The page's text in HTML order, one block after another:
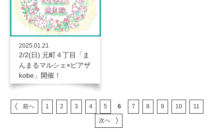
2025.01.21
2/2(日) 元町４丁目「ま
んまるマルシェ×ピアザ
kobe」開催！
前へ 1 2 3 4 5 6 7 8 9 10 11
次へ